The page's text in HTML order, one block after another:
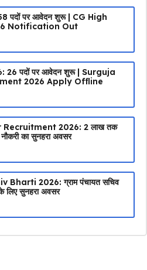
58 पदों पर आवेदन शुरू | CG High
Notification Out
26 पदों पर आवेदन शुरू | Surguja
2026 Apply Offline
2026: ₹2 लाख तक
का सुनहरा अवसर
2026: ग्राम पंचायत सचिव
के लिए सुनहरा अवसर